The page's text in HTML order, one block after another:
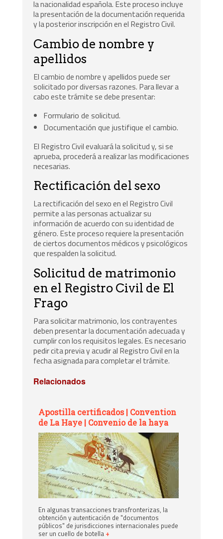
la nacionalidad española. Este proceso incluye
la presentación de la documentación requerida
y la posterior inscripción en el Registro Civil.
Cambio de nombre y
apellidos
El cambio de nombre y apellidos puede ser
solicitado por diversas razones. Para llevar a
cabo este trámite se debe presentar:
Formulario de solicitud.
Documentación que justifique el cambio.
El Registro Civil evaluará la solicitud y, si se
aprueba, procederá a realizar las modificaciones
necesarias.
Rectificación del sexo
La rectificación del sexo en el Registro Civil
permite a las personas actualizar su
información de acuerdo con su identidad de
género. Este proceso requiere la presentación
de ciertos documentos médicos y psicológicos
que respalden la solicitud.
Solicitud de matrimonio
en el Registro Civil de El
Frago
Para solicitar matrimonio, los contrayentes
deben presentar la documentación adecuada y
cumplir con los requisitos legales. Es necesario
pedir cita previa y acudir al Registro Civil en la
fecha asignada para completar el trámite.
Relacionados
Apostilla certificados | Convention
de La Haye | Convenio de la haya
En algunas transacciones transfronterizas, la
obtención y autenticación de "documentos
públicos" de jurisdicciones internacionales puede
ser un cuello de botella +